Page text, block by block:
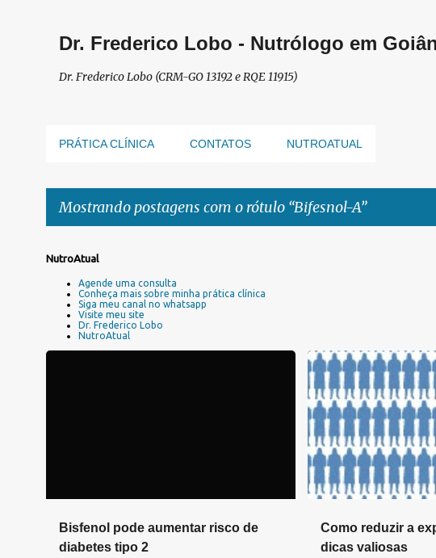
Dr. Frederico Lobo - Nutrólogo em
Dr. Frederico Lobo (CRM-GO 13192 e RQE 11915)
PRÁTICA CLÍNICA CONTATOS NUTROATUAL
Mostrando postagens com o rótulo Bifesnol-A
P
NutroAtual
Agende uma consulta
Conheça mais sobre minha prática clínica
Siga meu canal no whatsapp
Visite meu site
Dr. Frederico Lobo
NutroAtual
Bisfenol pode aumentar risco de
diabetes tipo 2
Como reduzir a
dicas valiosas
BIFESNOL-A BPA